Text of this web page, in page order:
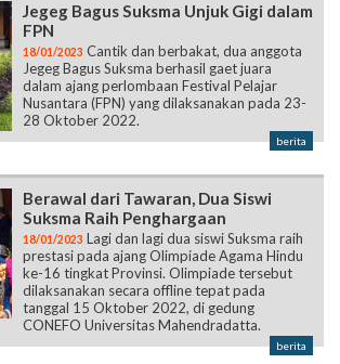
Jegeg Bagus Suksma Unjuk Gigi dalam
FPN
18/01/2023 Cantik dan berbakat, dua anggota
Jegeg Bagus Suksma berhasil gaet juara
dalam ajang perlombaan Festival Pelajar
Nusantara (FPN) yang dilaksanakan pada 23-
28 Oktober 2022.
berita
Berawal dari Tawaran, Dua Siswi
Suksma Raih Penghargaan
18/01/2023 Lagi dan lagi dua siswi Suksma raih
prestasi pada ajang Olimpiade Agama Hindu
ke-16 tingkat Provinsi. Olimpiade tersebut
dilaksanakan secara offline tepat pada
tanggal 15 Oktober 2022, di gedung
CONEFO Universitas Mahendradatta.
berita